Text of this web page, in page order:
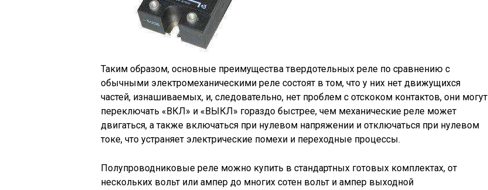
Таким образом, основные преимущества твердотельных реле по сравнению с
обычными электромеханическими реле состоят в том, что у них нет движущихся
частей, изнашиваемых, и, следовательно, нет проблем с отскоком контактов, они могут
переключать «ВКЛ» и «ВЫКЛ» гораздо быстрее, чем механические реле может
двигаться, а также включаться при нулевом напряжении и отключаться при нулевом
токе, что устраняет электрические помехи и переходные процессы.
Полупроводниковые реле можно купить в стандартных готовых комплектах, от
нескольких вольт или ампер до многих сотен вольт и ампер выходной